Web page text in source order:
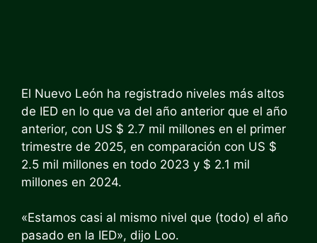
El Nuevo León ha registrado niveles más altos
de IED en lo que va del año anterior que el año
anterior, con US $ 2.7 mil millones en el primer
trimestre de 2025, en comparación con US $
2.5 mil millones en todo 2023 y $ 2.1 mil
millones en 2024.
«Estamos casi al mismo nivel que (todo) el año
pasado en la IED», dijo Loo.